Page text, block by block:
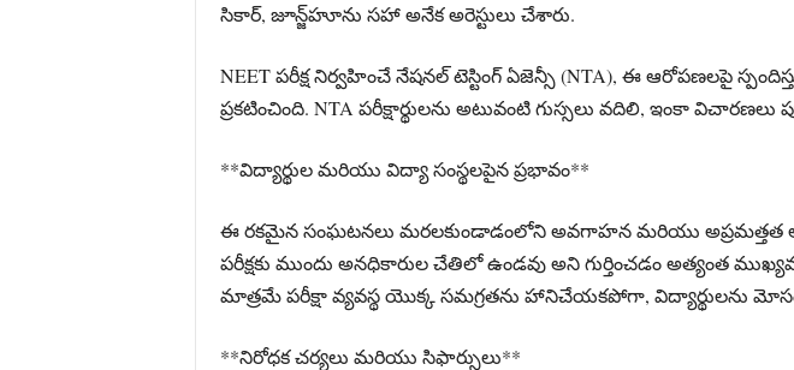
సికార్, జూన్జ్‌హూను సహా అనేక అరెస్టులు చేశారు.
NEET పరీక్ష నిర్వహించే నేషనల్ టెస్టింగ్ ఏజెన్సీ (NTA), ఈ ఆరోపణలపై
ప్రకటించింది. NTA పరీక్షార్థులను అటువంటి గుస్సలు వదిలి, ఇంకా
**విద్యార్థుల మరియు విద్యా సంస్థలపైన ప్రభావం**
ఈ రకమైన సంఘటనలు మరలకుండాడంలోని అవగాహన మరియు అప్రమత్తత
పరీక్షకు ముందు అనధికారుల చేతిలో ఉండవు అని గుర్తించడం అత్యంత
మాత్రమే పరీక్షా వ్యవస్థ యొక్క సమగ్రతను హానిచేయకపోగా, విద్యార్థులను
**నిరోధక చర్యలు మరియు సిఫార్సులు**